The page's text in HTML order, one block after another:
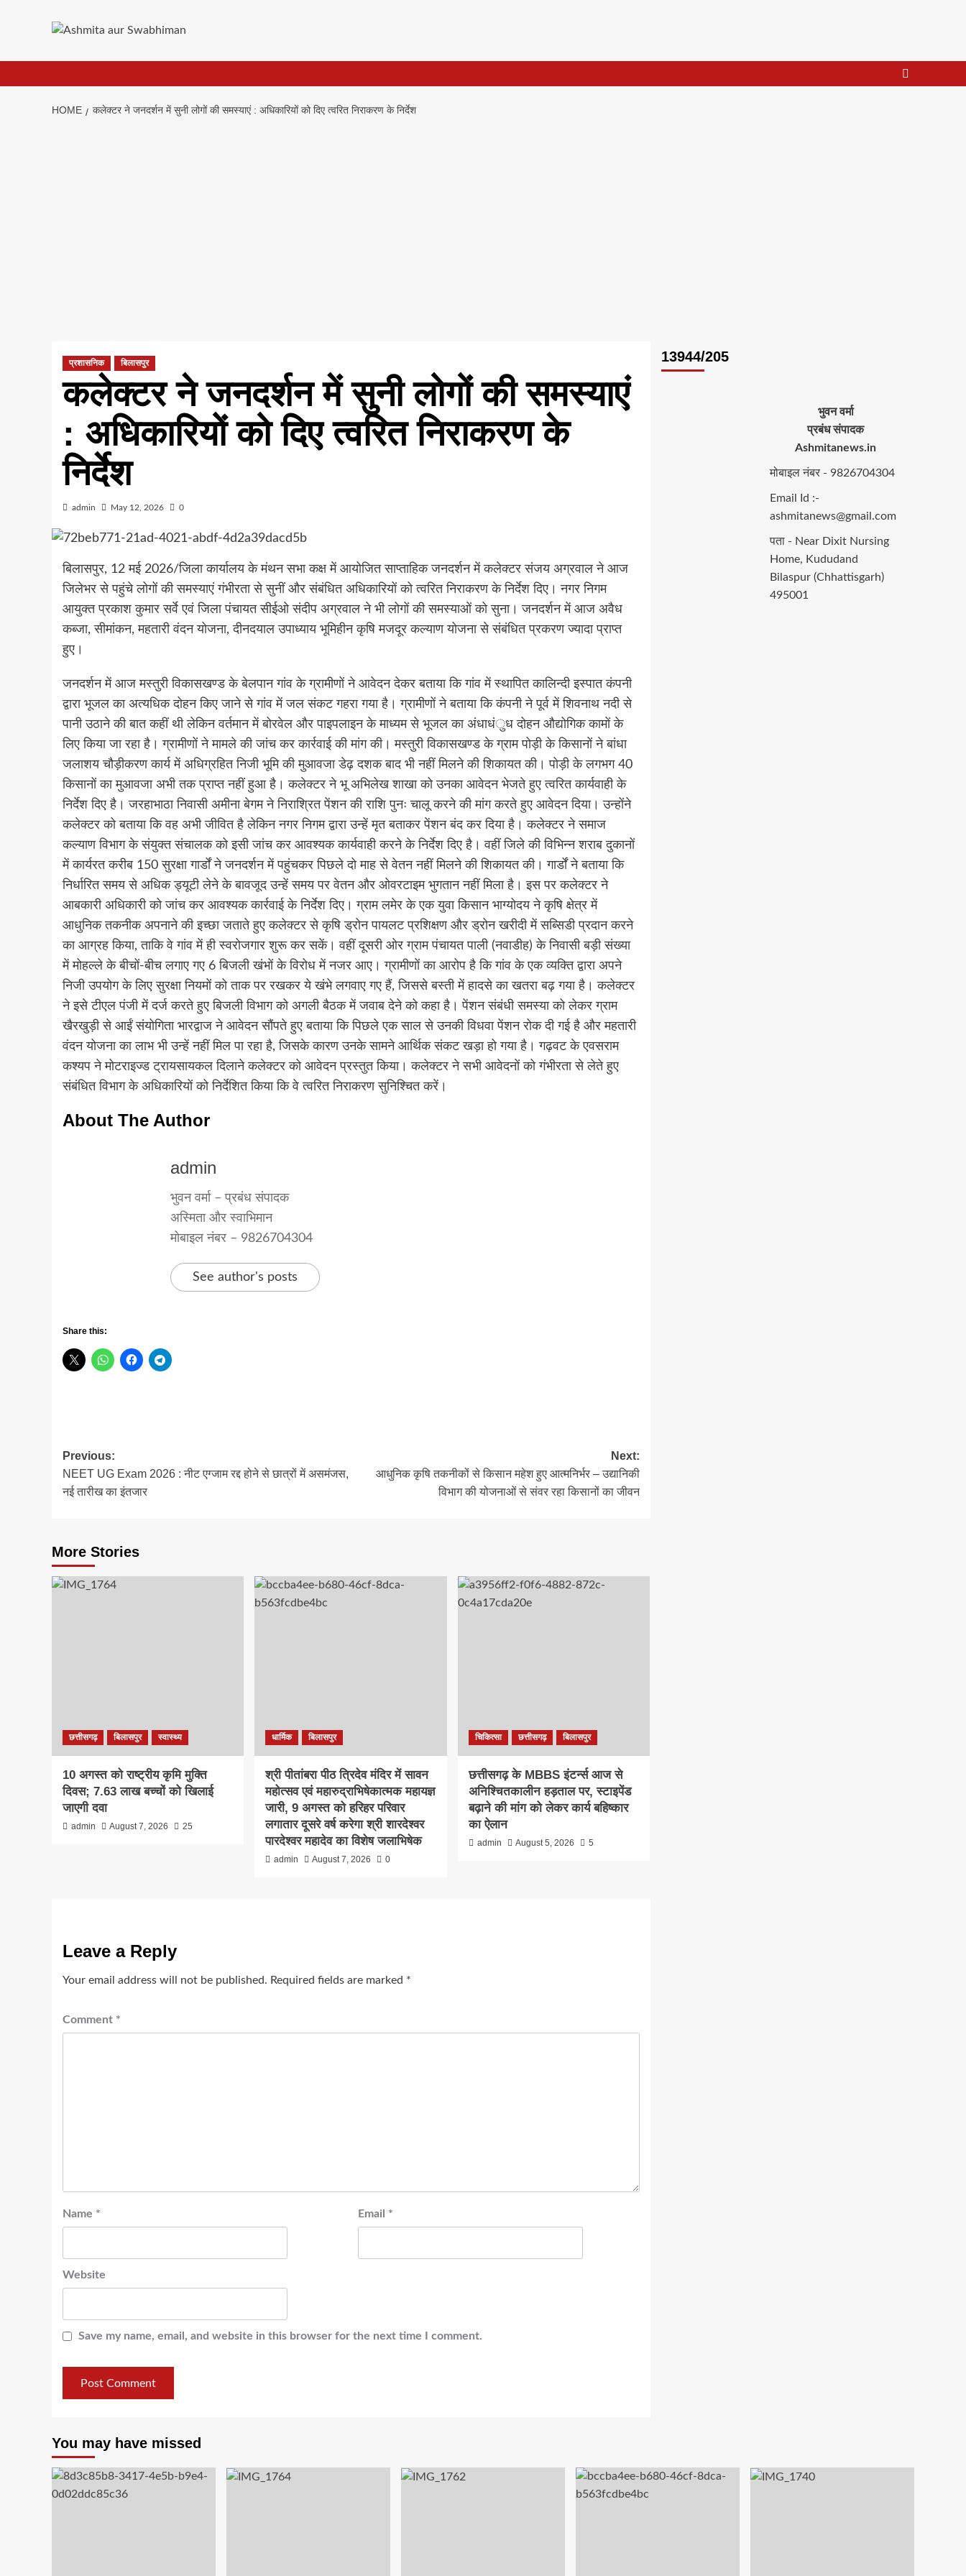
HOME कलेक्टर ने जनदर्शन में सुनी लोगों की समस्याएं : अधिकारियों को दिए त्वरित निराकरण के निर्देश
प्रशासनिक बिलासपुर
कलेक्टर ने जनदर्शन में सुनी लोगों की समस्याएं
: अधिकारियों को दिए त्वरित निराकरण के
निर्देश
admin May 12, 2026 0
बिलासपुर, 12 मई 2026/जिला कार्यालय के मंथन सभा कक्ष में आयोजित साप्ताहिक जनदर्शन में कलेक्टर संजय अग्रवाल ने आज
जिलेभर से पहुंचे लोगों की समस्याएं गंभीरता से सुनीं और संबंधित अधिकारियों को त्वरित निराकरण के निर्देश दिए। नगर निगम
आयुक्त प्रकाश कुमार सर्वे एवं जिला पंचायत सीईओ संदीप अग्रवाल ने भी लोगों की समस्याओं को सुना। जनदर्शन में आज अवैध
कब्जा, सीमांकन, महतारी वंदन योजना, दीनदयाल उपाध्याय भूमिहीन कृषि मजदूर कल्याण योजना से संबंधित प्रकरण ज्यादा प्राप्त
हुए।
जनदर्शन में आज मस्तुरी विकासखण्ड के बेलपान गांव के ग्रामीणों ने आवेदन देकर बताया कि गांव में स्थापित कालिन्दी इस्पात कंपनी
द्वारा भूजल का अत्यधिक दोहन किए जाने से गांव में जल संकट गहरा गया है। ग्रामीणों ने बताया कि कंपनी ने पूर्व में शिवनाथ नदी से
पानी उठाने की बात कहीं थी लेकिन वर्तमान में बोरवेल और पाइपलाइन के माध्यम से भूजल का अंधाधंुध दोहन औद्योगिक कामों के
लिए किया जा रहा है। ग्रामीणों ने मामले की जांच कर कार्रवाई की मांग की। मस्तुरी विकासखण्ड के ग्राम पोड़ी के किसानों ने बांधा
जलाशय चौड़ीकरण कार्य में अधिग्रहित निजी भूमि की मुआवजा डेढ़ दशक बाद भी नहीं मिलने की शिकायत की। पोड़ी के लगभग 40
किसानों का मुआवजा अभी तक प्राप्त नहीं हुआ है। कलेक्टर ने भू अभिलेख शाखा को उनका आवेदन भेजते हुए त्वरित कार्यवाही के
निर्देश दिए है। जरहाभाठा निवासी अमीना बेगम ने निराश्रित पेंशन की राशि पुनः चालू करने की मांग करते हुए आवेदन दिया। उन्होंने
कलेक्टर को बताया कि वह अभी जीवित है लेकिन नगर निगम द्वारा उन्हें मृत बताकर पेंशन बंद कर दिया है। कलेक्टर ने समाज
कल्याण विभाग के संयुक्त संचालक को इसी जांच कर आवश्यक कार्यवाही करने के निर्देश दिए है। वहीं जिले की विभिन्न शराब दुकानों
में कार्यरत करीब 150 सुरक्षा गार्डों ने जनदर्शन में पहुंचकर पिछले दो माह से वेतन नहीं मिलने की शिकायत की। गार्डों ने बताया कि
निर्धारित समय से अधिक ड्यूटी लेने के बावजूद उन्हें समय पर वेतन और ओवरटाइम भुगतान नहीं मिला है। इस पर कलेक्टर ने
आबकारी अधिकारी को जांच कर आवश्यक कार्रवाई के निर्देश दिए। ग्राम लमेर के एक युवा किसान भाग्योदय ने कृषि क्षेत्र में
आधुनिक तकनीक अपनाने की इच्छा जताते हुए कलेक्टर से कृषि ड्रोन पायलट प्रशिक्षण और ड्रोन खरीदी में सब्सिडी प्रदान करने
का आग्रह किया, ताकि वे गांव में ही स्वरोजगार शुरू कर सकें। वहीं दूसरी ओर ग्राम पंचायत पाली (नवाडीह) के निवासी बड़ी संख्या
में मोहल्ले के बीचों-बीच लगाए गए 6 बिजली खंभों के विरोध में नजर आए। ग्रामीणों का आरोप है कि गांव के एक व्यक्ति द्वारा अपने
निजी उपयोग के लिए सुरक्षा नियमों को ताक पर रखकर ये खंभे लगवाए गए हैं, जिससे बस्ती में हादसे का खतरा बढ़ गया है। कलेक्टर
ने इसे टीएल पंजी में दर्ज करते हुए बिजली विभाग को अगली बैठक में जवाब देने को कहा है। पेंशन संबंधी समस्या को लेकर ग्राम
खैरखुड़ी से आईं संयोगिता भारद्वाज ने आवेदन सौंपते हुए बताया कि पिछले एक साल से उनकी विधवा पेंशन रोक दी गई है और महतारी
वंदन योजना का लाभ भी उन्हें नहीं मिल पा रहा है, जिसके कारण उनके सामने आर्थिक संकट खड़ा हो गया है। गढ़वट के एवसराम
कश्यप ने मोटराइज्ड ट्रायसायकल दिलाने कलेक्टर को आवेदन प्रस्तुत किया। कलेक्टर ने सभी आवेदनों को गंभीरता से लेते हुए
संबंधित विभाग के अधिकारियों को निर्देशित किया कि वे त्वरित निराकरण सुनिश्चित करें।
About The Author
admin
भुवन वर्मा – प्रबंध संपादक
अस्मिता और स्वाभिमान
मोबाइल नंबर – 9826704304
See author's posts
Share this:
Post
navigation
Previous:
NEET UG Exam 2026 : नीट एग्जाम रद्द होने से छात्रों में असमंजस,
नई तारीख का इंतजार
Next:
आधुनिक कृषि तकनीकों से किसान महेश हुए आत्मनिर्भर – उद्यानिकी
विभाग की योजनाओं से संवर रहा किसानों का जीवन
More Stories
छत्तीसगढ़ बिलासपुर स्वास्थ्य
10 अगस्त को राष्ट्रीय कृमि मुक्ति
दिवस; 7.63 लाख बच्चों को खिलाई
जाएगी दवा
admin August 7, 2026 25
धार्मिक बिलासपुर
श्री पीतांबरा पीठ त्रिदेव मंदिर में सावन
महोत्सव एवं महारुद्राभिषेकात्मक महायज्ञ
जारी, 9 अगस्त को हरिहर परिवार
लगातार दूसरे वर्ष करेगा श्री शारदेश्वर
पारदेश्वर महादेव का विशेष जलाभिषेक
admin August 7, 2026 0
चिकित्सा छत्तीसगढ़ बिलासपुर
छत्तीसगढ़ के MBBS इंटर्न्स आज से
अनिश्चितकालीन हड़ताल पर, स्टाइपेंड
बढ़ाने की मांग को लेकर कार्य बहिष्कार
का ऐलान
admin August 5, 2026 5
Leave a Reply
Your email address will not be published. Required fields are marked *
Comment *
Name * Email *
Website
Save my name, email, and website in this browser for the next time I comment.
13944/205
भुवन वर्मा
प्रबंध संपादक
Ashmitanews.in
मोबाइल नंबर - 9826704304
Email Id :-
ashmitanews@gmail.com
पता - Near Dixit Nursing
Home, Kududand
Bilaspur (Chhattisgarh)
495001
You may have missed